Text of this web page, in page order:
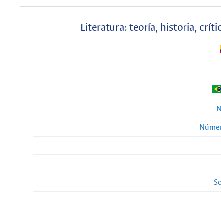
Literatura: teoría, historia,